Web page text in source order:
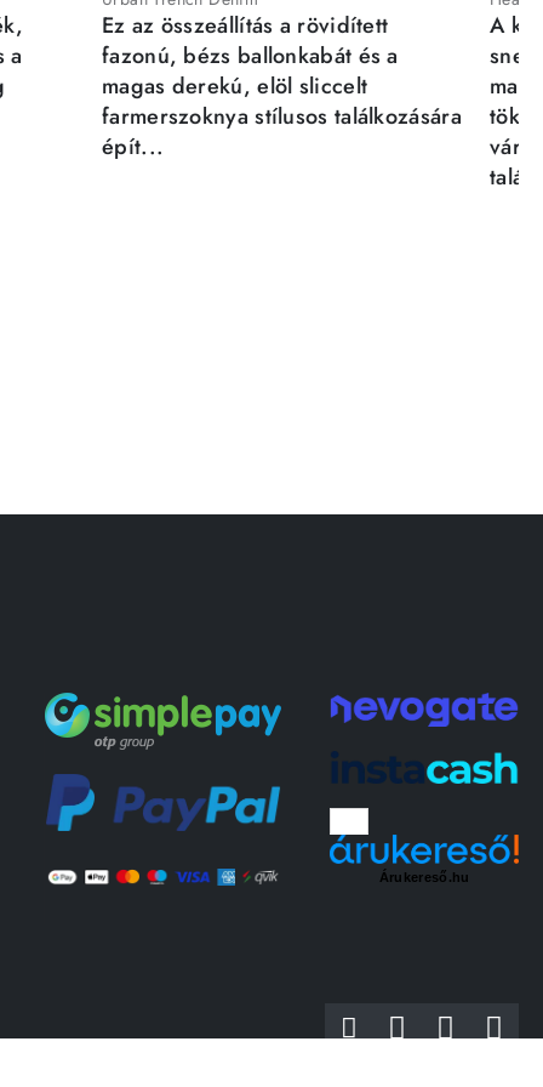
a
Ez az összeállítás a rövidített
fazonú, bézs ballonkabát és a
magas derekú, elöl sliccelt
farmerszoknya stílusos találkozására
épít...
A
Árukereső.hu